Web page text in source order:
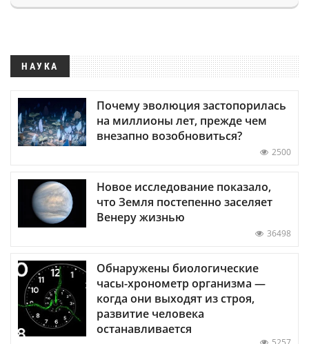
НАУКА
Почему эволюция застопорилась
на миллионы лет, прежде чем
внезапно возобновиться?
2500
Новое исследование показало,
что Земля постепенно заселяет
Венеру жизнью
36498
Обнаружены биологические
часы-хронометр организма —
когда они выходят из строя,
развитие человека
останавливается